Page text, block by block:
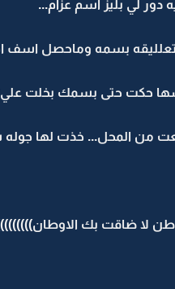
دور لي بليز اسم عزام...
بسمه وماحصل اسف
حكت حتى بسمك بخلت
من المحل... خذت لها جوله
لا ضاقت بك